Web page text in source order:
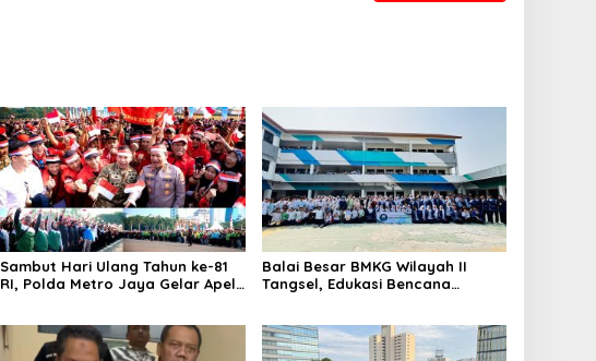
Sambut Hari Ulang Tahun ke-81
RI, Polda Metro Jaya Gelar Apel
Balai Besar BMKG Wilayah II
Tangsel, Edukasi Bencana